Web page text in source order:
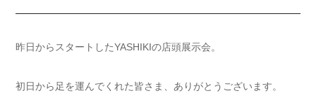
昨日からスタートしたYASHIKIの店頭展示会。
初日から足を運んでくれた皆さま、ありがとうございます。